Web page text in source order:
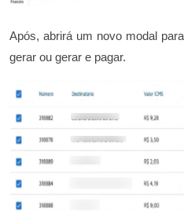
Após, abrirá um novo modal
gerar ou gerar e pagar.